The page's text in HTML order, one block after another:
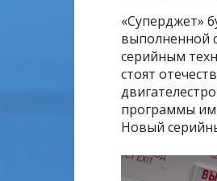
«Суперджет»
выполненной
серийным
стоят
программы
Новый